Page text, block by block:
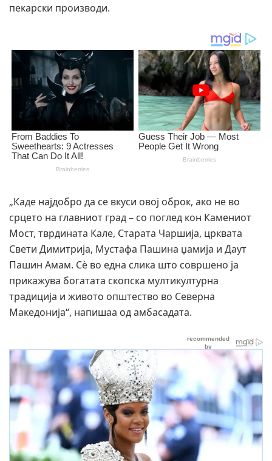
пекарски производи.
„Каде најдобро да се вкуси овој оброк, ако не во
срцето на главниот град – со поглед кон Камениот
Мост, тврдината Кале, Старата Чаршија, црквата
Свети Димитрија, Мустафа Пашина џамија и Даут
Пашин Амам. Сè во една слика што совршено ја
прикажува богатата скопска мултикултурна
традиција и живото општество во Северна
Македонија“, напишаа од амбасадата.